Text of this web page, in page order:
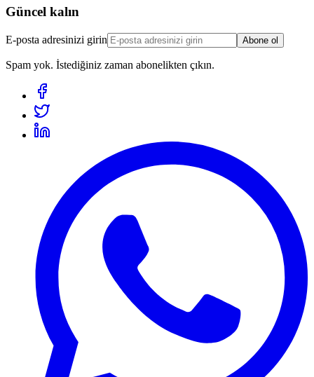
Güncel kalın
E-posta adresinizi girin Abone ol
Spam yok. İstediğiniz zaman abonelikten çıkın.